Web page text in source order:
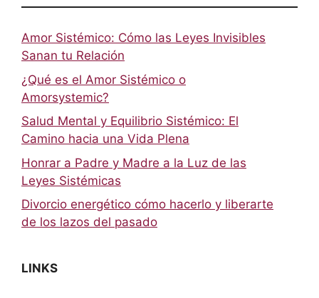
Amor Sistémico: Cómo las Leyes Invisibles
Sanan tu Relación
¿Qué es el Amor Sistémico o
Amorsystemic?
Salud Mental y Equilibrio Sistémico: El
Camino hacia una Vida Plena
Honrar a Padre y Madre a la Luz de las
Leyes Sistémicas
Divorcio energético cómo hacerlo y liberarte
de los lazos del pasado
LINKS